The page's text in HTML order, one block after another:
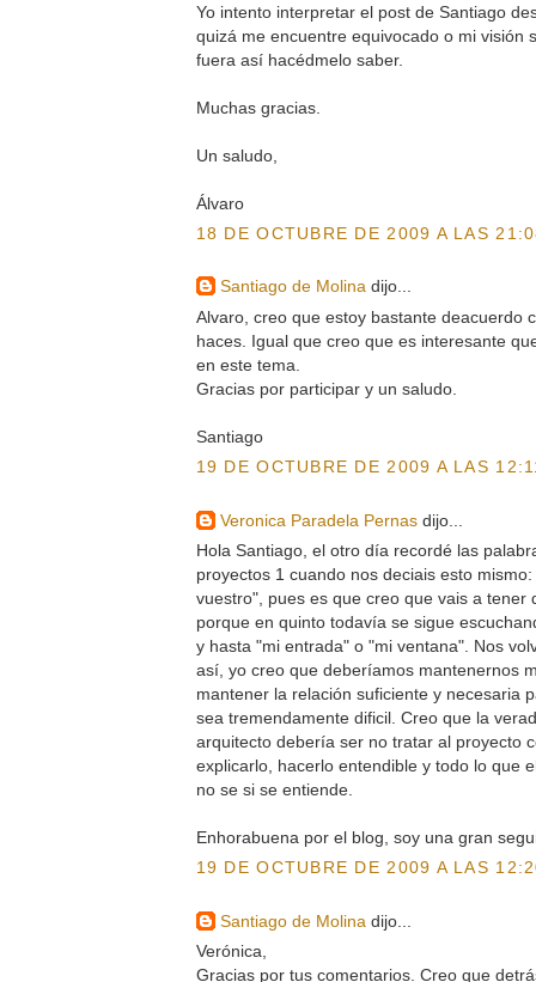
Yo intento interpretar el post de Santiago
quizá me encuentre equivocado o mi visión
fuera así hacédmelo saber.
Muchas gracias.
Un saludo,
Álvaro
18 DE OCTUBRE DE 2009 A LAS
Santiago de Molinadijo...
Alvaro, creo que estoy bastante deacuerdo
haces. Igual que creo que es interesante
en este tema.
Gracias por participar y un saludo.
Santiago
19 DE OCTUBRE DE 2009 A LAS
Veronica Paradela Pernasdijo...
Hola Santiago, el otro día recordé las
proyectos 1 cuando nos deciais esto
vuestro", pues es que creo que vais a tener
porque en quinto todavía se sigue
y hasta "mi entrada" o "mi ventana". Nos
así, yo creo que deberíamos mantenernos
mantener la relación suficiente y necesaria
sea tremendamente dificil. Creo que la
arquitecto debería ser no tratar al proyecto
explicarlo, hacerlo entendible y todo lo que
no se si se entiende.
Enhorabuena por el blog, soy una gran
19 DE OCTUBRE DE 2009 A LAS
Santiago de Molina dijo...
Verónica,
Gracias por tus comentarios. Creo que